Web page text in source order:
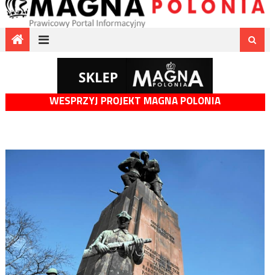
WESPRZYJ PROJEKT MAGNA POLONIA